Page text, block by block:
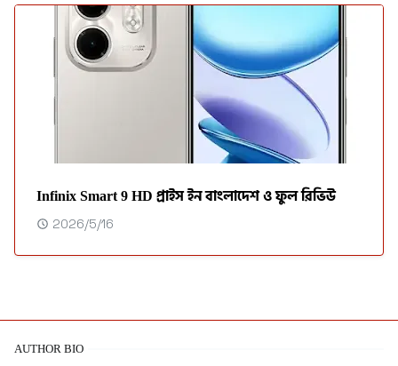
Infinix Smart 9 HD প্রাইস ইন বাংলাদেশ ও ফুল রিভিউ
2026/5/16
AUTHOR BIO